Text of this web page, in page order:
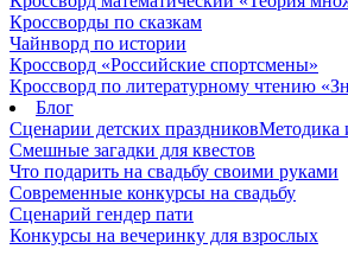
Кроссворды по сказкам
Чайнворд по истории
Кроссворд «Российские спортсмены»
Кроссворд по литературному чтению
Блог
Сценарии детских праздниковМетодика
Смешные загадки для квестов
Что подарить на свадьбу своими руками
Современные конкурсы на свадьбу
Сценарий гендер пати
Конкурсы на вечеринку для взрослых